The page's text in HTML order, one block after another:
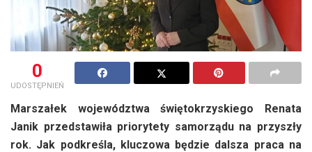
0
UDOSTĘPNIEŃ
Marszałek województwa świętokrzyskiego Renata
Janik przedstawiła priorytety samorządu na przyszły
rok. Jak podkreśla, kluczowa będzie dalsza praca na